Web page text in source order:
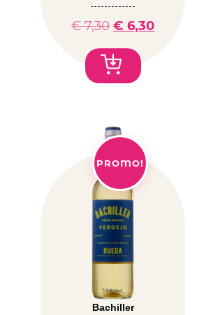
€7,30 € 6,30
PROMO!
Bachiller